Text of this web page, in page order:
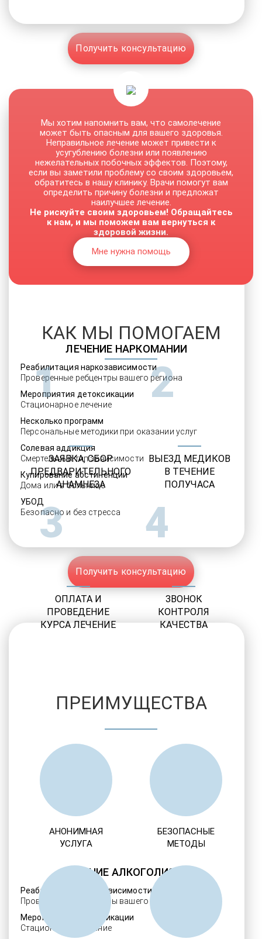
Получить консультацию
ЛЕЧЕНИЕ НАРКОМАНИИ
Реабилитация наркозависимости
Проверенные ребцентры вашего региона
Мероприятия детоксикации
Стационарное лечение
Несколько программ
Персональные методики при оказании услуг
Солевая аддикция
Смертельный тип зависимости
Купирование абстиненции
Дома или в больнице
УБОД
Безопасно и без стресса
Получить консультацию
ЛЕЧЕНИЕ АЛКОГОЛИЗМА
Реабилитация алкозависимости
Проверенные ребцентры вашего региона
Мероприятия детоксикации
Стационарное лечение
Мы хотим напомнить вам, что самолечение
может быть опасным для вашего здоровья.
Неправильное лечение может привести к
усугублению болезни или появлению
нежелательных побочных эффектов. Поэтому,
если вы заметили проблему со своим здоровьем,
обратитесь в нашу клинику. Врачи помогут вам
определить причину болезни и предложат
наилучшее лечение.
Не рискуйте своим здоровьем! Обращайтесь
к нам, и мы поможем вам вернуться к
здоровой жизни.
Мне нужна помощь
КАК МЫ ПОМОГАЕМ
1
ЗАЯВКА, СБОР
ПРЕДВАРИТЕЛЬНОГО
АНАМНЕЗА
2
ВЫЕЗД МЕДИКОВ
В ТЕЧЕНИЕ
ПОЛУЧАСА
3
ОПЛАТА И
ПРОВЕДЕНИЕ
КУРСА ЛЕЧЕНИЕ
4
ЗВОНОК
КОНТРОЛЯ
КАЧЕСТВА
ПРЕИМУЩЕСТВА
АНОНИМНАЯ
УСЛУГА
БЕЗОПАСНЫЕ
МЕТОДЫ